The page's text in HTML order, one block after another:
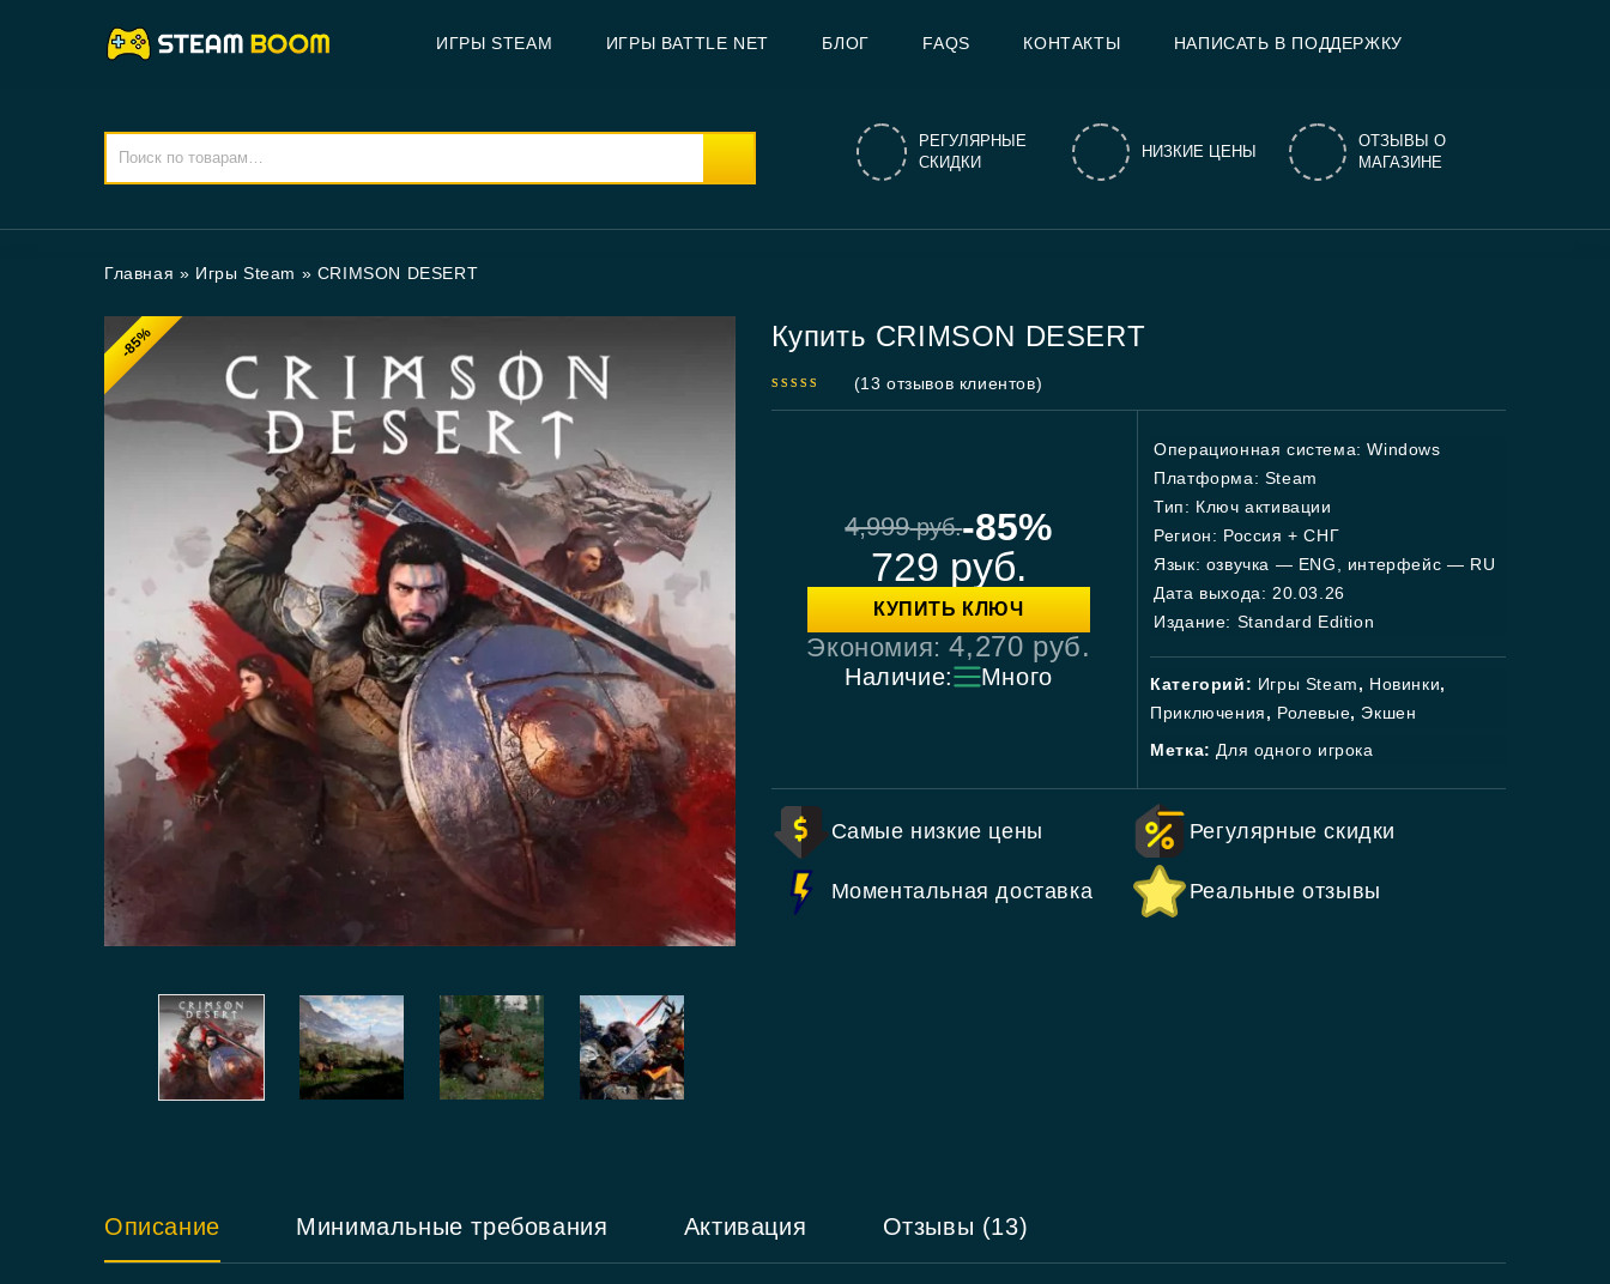
ИГРЫ STEAM ИГРЫ BATTLE NET БЛОГ FAQS КОНТАКТЫ НАПИСАТЬ В ПОДДЕРЖКУ
РЕГУЛЯРНЫЕ
СКИДКИ
НИЗКИЕ ЦЕНЫ
ОТЗЫВЫ О
МАГАЗИНЕ
Главная » Игры Steam » CRIMSON DESERT
-85% Купить CRIMSON DESERT
(13 отзывов клиентов)
4,999руб.-85%
729 руб.
КУПИТЬ КЛЮЧ
Экономия:4,270 руб.
Наличие: Много
Операционная система: Windows
Платформа: Steam
Тип: Ключ активации
Регион: Россия + СНГ
Язык: озвучка — ENG, интерфейс — RU
Дата выхода: 20.03.26
Издание: Standard Edition
Категорий: Игры Steam, Новинки,
Приключения, Ролевые, Экшен
Метка: Для одного игрока
Самые низкие цены Регулярные скидки
Моментальная доставка Реальные отзывы
Описание Минимальные требования Активация Отзывы (13)